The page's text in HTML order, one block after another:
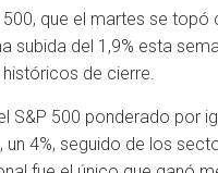
que el martes se
del 1,9% esta
de cierre.
500 ponderado por
4%, seguido de los